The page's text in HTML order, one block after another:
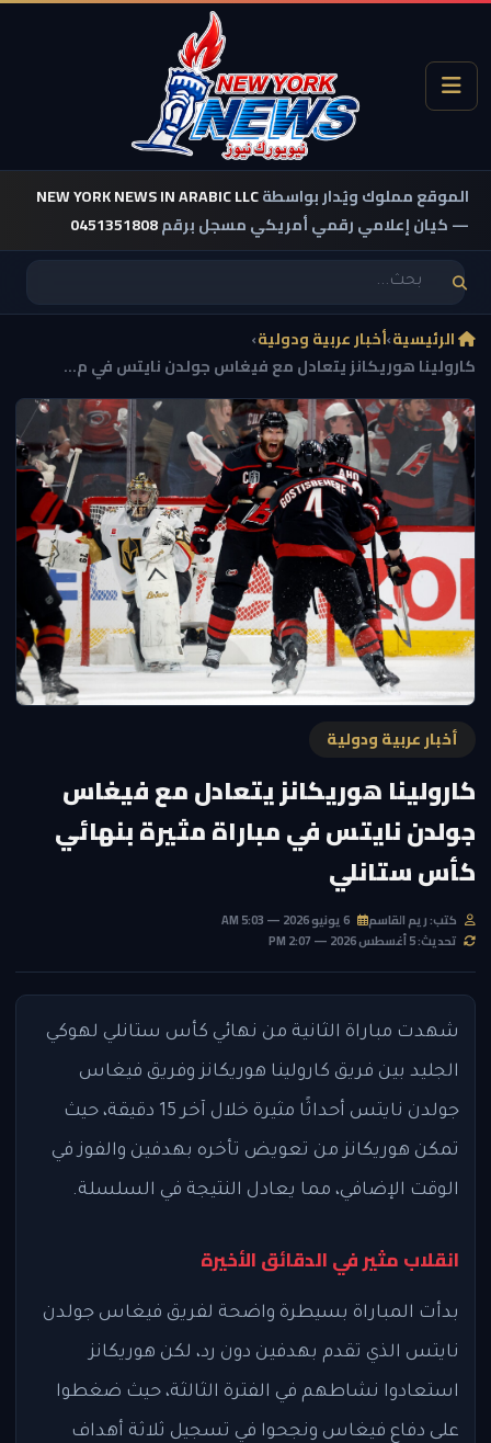
الموقع مملوك ويُدار بواسطةNEW YORK NEWS IN ARABIC LLC
— كيان إعلامي رقمي أمريكي مسجل برقم0451351808
الرئيسية›أخبار عربية ودولية›
كارولينا هوريكانز يتعادل مع فيغاس جولدن نايتس في م...
أخبار عربية ودولية
كارولينا هوريكانز يتعادل مع فيغاس
جولدن نايتس في مباراة مثيرة بنهائي
كأس ستانلي
كتب: ريم القاسم
تحديث: 5 أغسطس 2026 — 2:07 PM
شهدت مباراة الثانية من نهائي كأس ستانلي لهوكي
الجليد بين فريق كارولينا هوريكانز وفريق فيغاس
جولدن نايتس أحداثًا مثيرة خلال آخر 15 دقيقة، حيث
تمكن هوريكانز من تعويض تأخره بهدفين والفوز في
الوقت الإضافي، مما يعادل النتيجة في السلسلة.
انقلاب مثير في الدقائق الأخيرة
بدأت المباراة بسيطرة واضحة لفريق فيغاس جولدن
نايتس الذي تقدم بهدفين دون رد، لكن هوريكانز
استعادوا نشاطهم في الفترة الثالثة، حيث ضغطوا
على دفاع فيغاس ونجحوا في تسجيل ثلاثة أهداف